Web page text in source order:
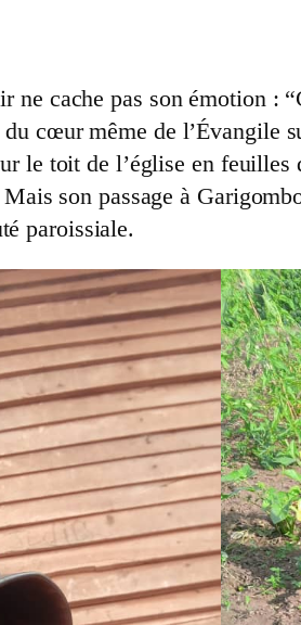
ne cache pas son émotion :
cœur même de l’Évangile
le toit de l’église en
son passage à
paroissiale.